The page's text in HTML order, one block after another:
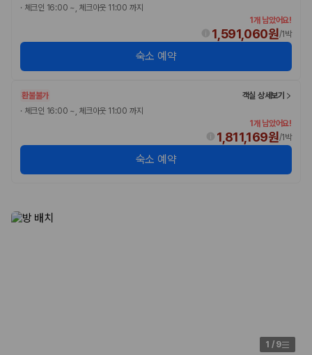
· 체크인 16:00 ~, 체크아웃 11:00 까지
1개 남았어요!
1,591,060원/1박
숙소 예약
환불불가
객실 상세보기
· 체크인 16:00 ~, 체크아웃 11:00 까지
1개 남았어요!
1,811,169원/1박
숙소 예약
1 / 9